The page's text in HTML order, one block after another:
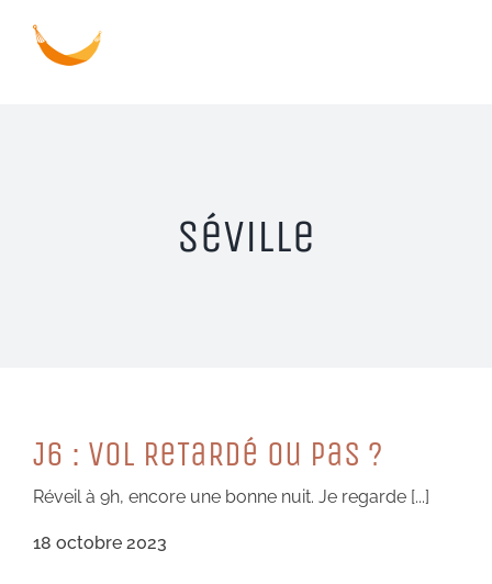
contenu
Séville
J6 : VoL ReTaRDé ou PaS ?
Réveil à 9h, encore une bonne nuit. Je regarde [...]
18 octobre 2023